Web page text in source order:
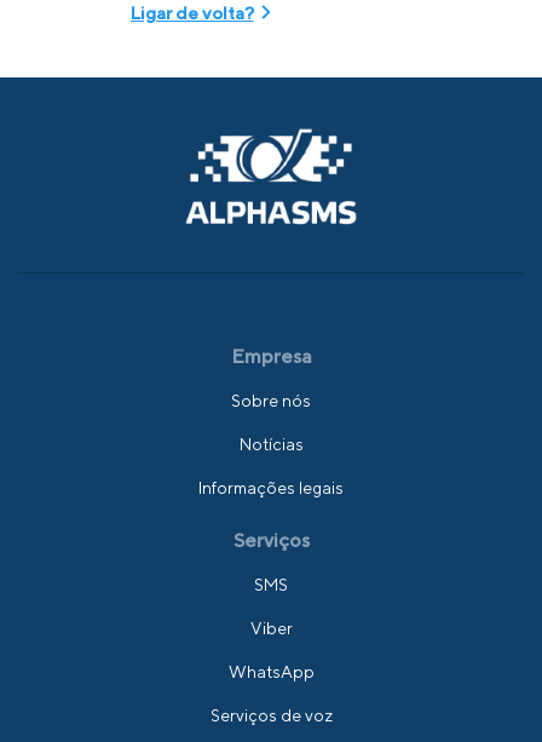
Ligar de volta?
Empresa
Sobre nós
Notícias
Informações legais
Serviços
SMS
Viber
WhatsApp
Serviços de voz